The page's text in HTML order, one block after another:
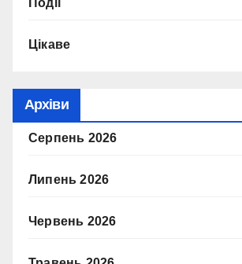
Цікаве
Архіви
Серпень 2026
Липень 2026
Червень 2026